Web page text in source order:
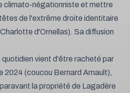
climato-négationniste et mettre
de l'extrême droite identitaire
d'Ornellas). Sa diffusion
quotidien vient d'être racheté par
2024 (coucou Bernard Arnault),
la propriété de Lagadère